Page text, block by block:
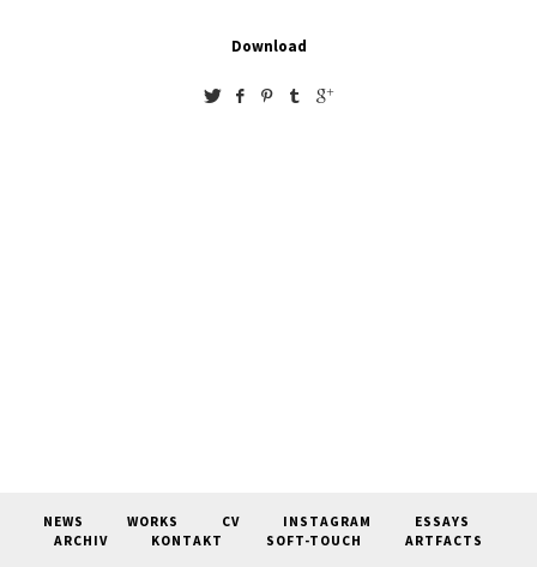
Download
NEWS WORKS CV INSTAGRAM
ESSAYS
ARCHIV
KONTAKT SOFT-TOUCH ARTFACTS